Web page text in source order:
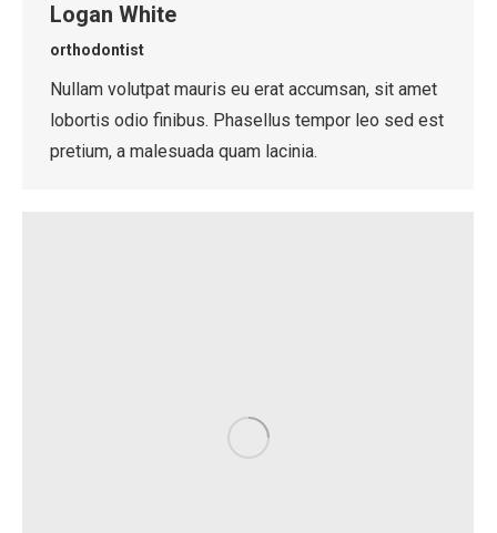
Logan White
orthodontist
Nullam volutpat mauris eu erat accumsan, sit amet
lobortis odio finibus. Phasellus tempor leo sed est
pretium, a malesuada quam lacinia.